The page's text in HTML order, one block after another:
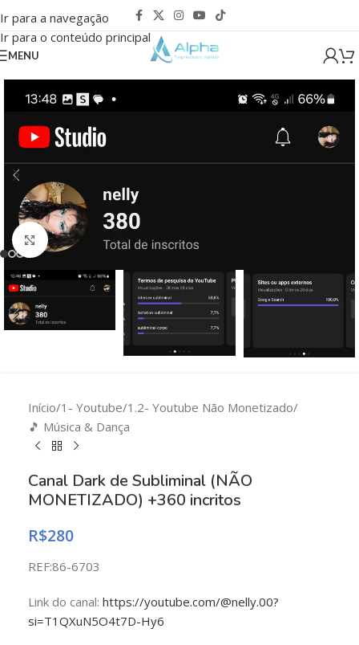
Ir para a navegação
Ir para o conteúdo principal
MENU
Clique para ampliar
Início/1- Youtube/1.2- Youtube Não Monetizado/
🎵 Música & Dança
Canal Dark de Subliminal (NÃO
MONETIZADO) +360 incritos
R$280
REF:86-6703
Link do canal: https://youtube.com/@nelly.00?
si=T1QXuN5O4t7D-Hy6